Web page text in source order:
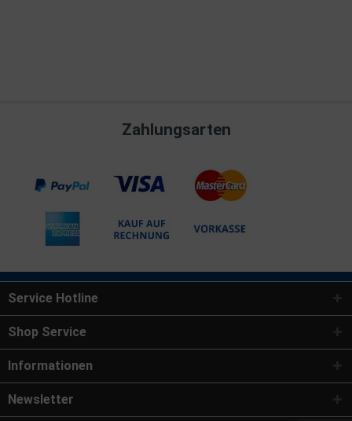
Zahlungsarten
Service Hotline
Shop Service
Informationen
Newsletter